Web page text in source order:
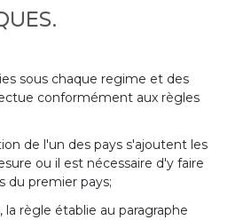
sous chaque regime et des
conformément aux règles
de l'un des pays s'ajoutent les
ou il est nécessaire d'y faire
du premier pays;
règle établie au paragraphe